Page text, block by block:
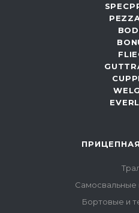
Самосвальные
Бортовые и